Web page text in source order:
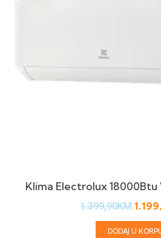
Klima Electrolux 18000Btu
1.399,90KM
DODAJ U